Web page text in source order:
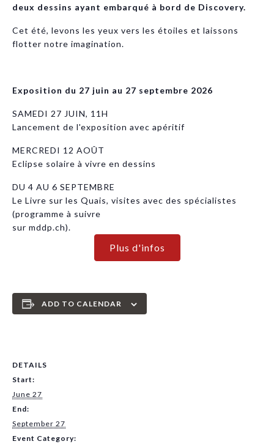
deux dessins ayant embarqué à bord de Discovery.
Cet été, levons les yeux vers les étoiles et laissons
flotter notre imagination.
Exposition du 27 juin au 27 septembre 2026
SAMEDI 27 JUIN, 11H
Lancement de l'exposition avec apéritif
MERCREDI 12 AOÛT
Eclipse solaire à vivre en dessins
DU 4 AU 6 SEPTEMBRE
Le Livre sur les Quais, visites avec des spécialistes
(programme à suivre
sur mddp.ch).
Plus d'infos
ADD TO CALENDAR
DETAILS
Start:
June 27
End:
September 27
Event Category: